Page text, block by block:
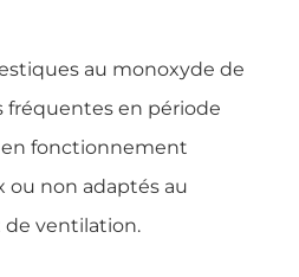
au monoxyde de
fréquentes en période
en fonctionnement
ou non adaptés au
de ventilation.